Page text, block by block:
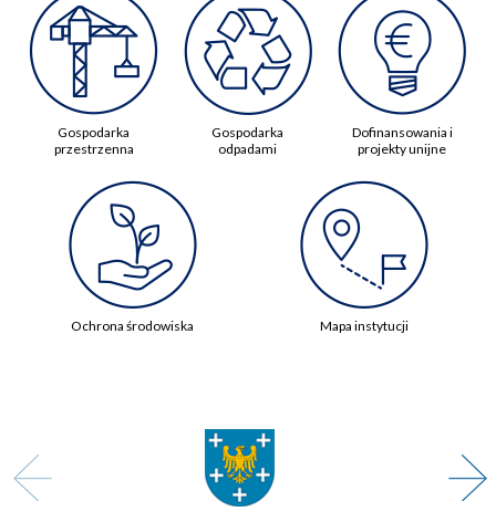
Gospodarka
przestrzenna
Gospodarka
odpadami
Dofinansowania i
projekty unijne
Ochrona środowiska Mapa instytucji